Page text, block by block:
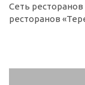
Сеть
ресторанов